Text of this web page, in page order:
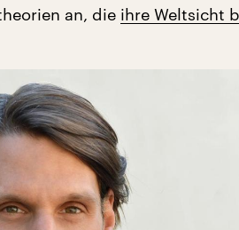
an, die ihre Weltsicht